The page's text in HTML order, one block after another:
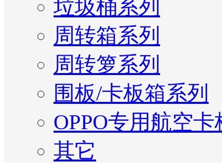
垃圾桶系列
周转箱系列
周转箩系列
围板/卡板箱系列
OPPO专用航空卡
其它